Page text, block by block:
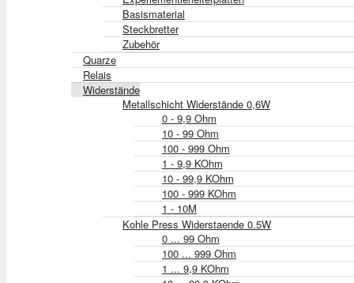
Basismaterial
Steckbretter
Zubehör
Quarze
Relais
Widerstände
Metallschicht Widerstände 0,6W
0 - 9,9 Ohm
10 - 99 Ohm
100 - 999 Ohm
1 - 9,9 KOhm
10 - 99,9 KOhm
100 - 999 KOhm
1 - 10M
Kohle Press Widerstaende 0.5W
0 ... 99 Ohm
100 ... 999 Ohm
1 ... 9,9 KOhm